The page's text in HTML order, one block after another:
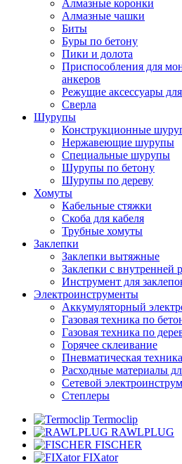
Алмазные коронки
Алмазные чашки
Биты
Буры по бетону
Пики и долота
Приспособления для
анкеров
Режущие аксессуары
Сверла
Шурупы
Конструкционные
Нержавеющие шурупы
Специальные шурупы
Шурупы по бетону
Шурупы по дереву
Хомуты
Кабельные стяжки
Скоба для кабеля
Трубные хомуты
Заклепки
Заклепки вытяжные
Заклепки с внутренней
Инструмент для
Электроинструменты
Аккумуляторный
Газовая техника по
Газовая техника по
Горячее склеивание
Пневматическая техника
Расходные материалы
Сетевой
Степлеры
Termoclip
RAWLPLUG
FISCHER
FIXator